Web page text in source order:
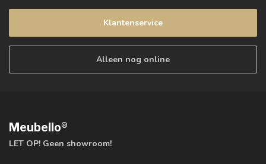
Klantenservice
Alleen nog online
Meubello®
LET OP! Geen showroom!